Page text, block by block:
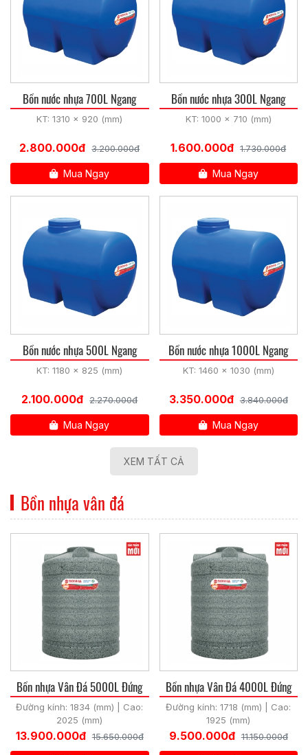
Bồn nước nhựa 700L Ngang
KT: 1310 x 920 (mm)
2.800.000đ 3.200.000đ
Mua Ngay
Bồn nước nhựa 300L Ngang
KT: 1000 x 710 (mm)
1.600.000đ 1.730.000đ
Mua Ngay
Bồn nước nhựa 500L Ngang
KT: 1180 x 825 (mm)
2.100.000đ 2.270.000đ
Mua Ngay
Bồn nước nhựa 1000L Ngang
KT: 1460 x 1030 (mm)
3.350.000đ 3.840.000đ
Mua Ngay
XEM TẤT CẢ
Bồn nhựa vân đá
Bồn nhựa Vân Đá 5000L Đứng
Đường kính: 1834 (mm) | Cao:
2025 (mm)
13.900.000đ 15.650.000đ
Bồn nhựa Vân Đá 4000L Đứng
Đường kính: 1718 (mm) | Cao:
1925 (mm)
9.500.000đ 11.150.000đ